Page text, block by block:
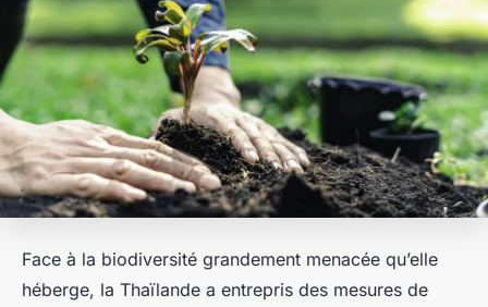
Face à la biodiversité grandement menacée qu’elle
héberge, la Thaïlande a entrepris des mesures de